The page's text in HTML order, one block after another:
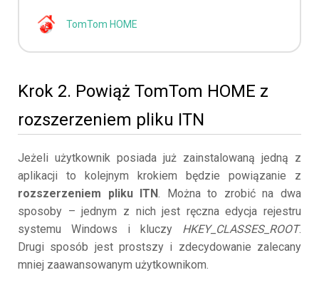
TomTom HOME
Krok 2. Powiąż TomTom HOME z
rozszerzeniem pliku ITN
Jeżeli użytkownik posiada już zainstalowaną jedną z
aplikacji to kolejnym krokiem będzie powiązanie z
rozszerzeniem pliku ITN. Można to zrobić na dwa
sposoby – jednym z nich jest ręczna edycja rejestru
systemu Windows i kluczy HKEY_CLASSES_ROOT.
Drugi sposób jest prostszy i zdecydowanie zalecany
mniej zaawansowanym użytkownikom.